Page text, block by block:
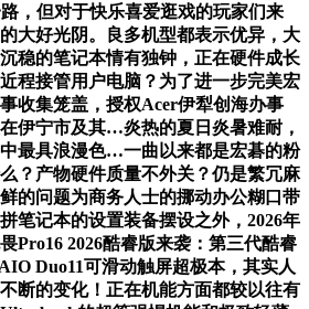
，但对于快乐喜爱逛戏的玩家们来
大好光阴。良多机型都表示优异，大
稳的笔记本情有独钟，正在硬件成长
程接管用户电脑？为了进一步完美宏
收集笼盖，授权Acer伊犁创海办事
伊宁市及其…炎热的夏日炎暑难耐，
最具浪漫色…一曲以来都是宏碁的粉
？产物硬件质量不外关？仍是繁冗麻
的问题为商务人士的挪动办公糊口带
笔记本的设置装备摆设之外，2026年
Pro16 2026酷睿版来袭：第三代酷睿
Duo11可滑动触屏超极本，其实人
断的变化！正在机能方面都较以往有